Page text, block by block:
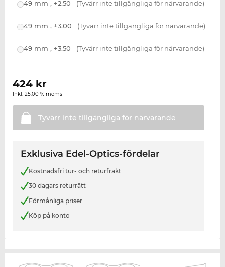
49 mm , +2.50 (Tyvärr inte tillgängliga för närvarande)
49 mm , +3.00 (Tyvärr inte tillgängliga för närvarande)
49 mm , +3.50 (Tyvärr inte tillgängliga för närvarande)
424kr
Inkl. 25.00 % moms
Tyvärr inte tillgängliga för närvarande
Exklusiva Edel-Optics-fördelar
Kostnadsfri tur- och returfrakt
30 dagars returrätt
Förmånliga priser
Köp på konto